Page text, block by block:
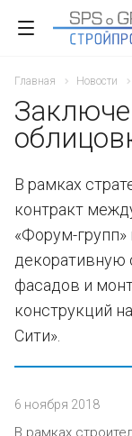
Главная Новости
В рамках
контракт
«Форум-
декоративную
фасадов и
конструкций
Сити».
6 ноября 2018
В рамках